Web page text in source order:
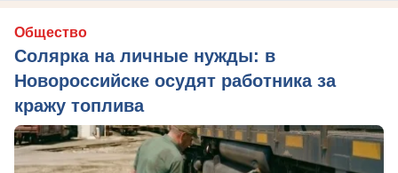
Общество
Солярка на личные нужды: в
Новороссийске осудят работника за
кражу топлива